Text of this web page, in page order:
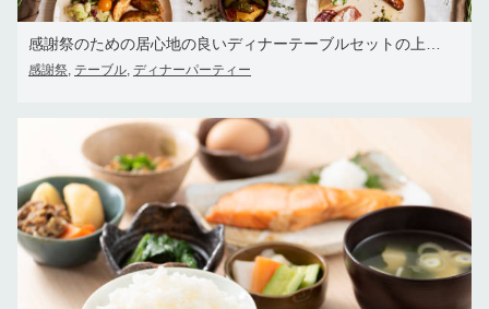
感謝祭 テーブル ディナーパーティー